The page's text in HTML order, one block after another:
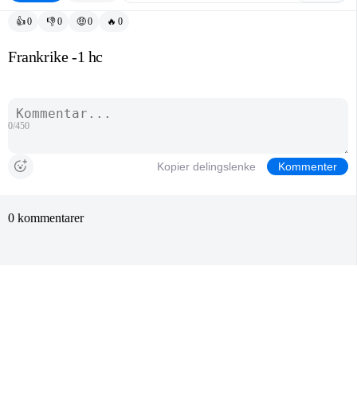
👍0 👎0 🤑0 🔥 0
Frankrike -1 hc
0/450
Kopier delingslenke Kommenter
0 kommentarer